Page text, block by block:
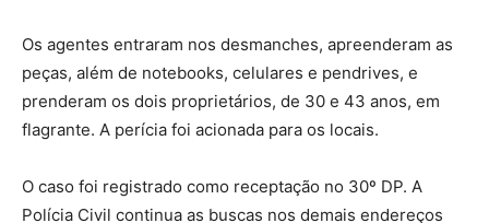
Os agentes entraram nos desmanches, apreenderam as
peças, além de notebooks, celulares e pendrives, e
prenderam os dois proprietários, de 30 e 43 anos, em
flagrante. A perícia foi acionada para os locais.
O caso foi registrado como receptação no 30º DP. A
Polícia Civil continua as buscas nos demais endereços